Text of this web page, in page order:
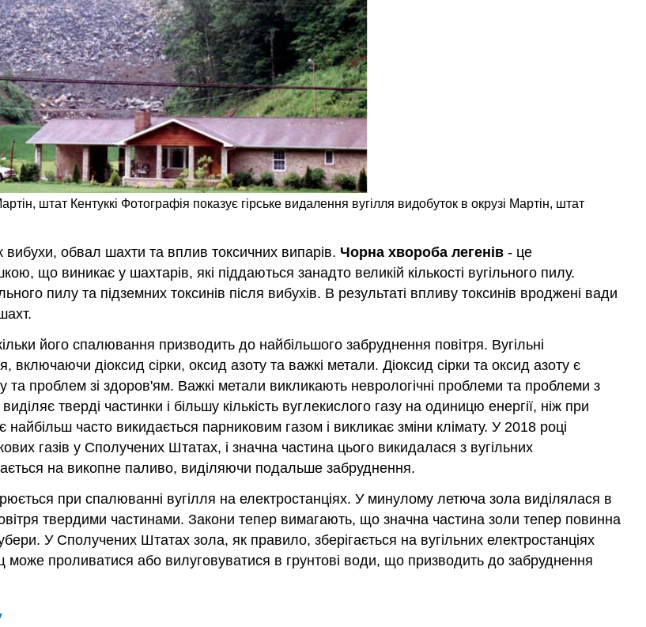
штат Кентуккі Фотографія показує гірське видалення вугілля видобуток в окрузі Мартін, штат
обвал шахти та вплив токсичних випарів. Чорна хвороба легенів - це
що виникає у шахтарів, які піддаються занадто великій кількості вугільного пилу.
пилу та підземних токсинів після вибухів. В результаті впливу токсинів вроджені вади
його спалювання призводить до найбільшого забруднення повітря. Вугільні
включаючи діоксид сірки, оксид азоту та важкі метали. Діоксид сірки та оксид азоту є
проблем зі здоров'ям. Важкі метали викликають неврологічні проблеми та проблеми з
тверді частинки і більшу кількість вуглекислого газу на одиницю енергії, ніж при
часто викидається парниковим газом і викликає зміни клімату. У 2018 році
газів у Сполучених Штатах, і значна частина цього викидалася з вугільних
на викопне паливо, виділяючи подальше забруднення.
при спалюванні вугілля на електростанціях. У минулому летюча зола виділялася в
твердими частинами. Закони тепер вимагають, що значна частина золи тепер повинна
У Сполучених Штатах зола, як правило, зберігається на вугільних електростанціях
проливатися або вилуговуватися в грунтові води, що призводить до забруднення